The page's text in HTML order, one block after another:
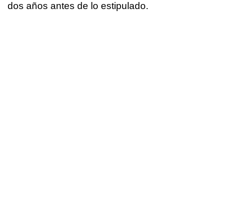
dos años antes de lo estipulado.